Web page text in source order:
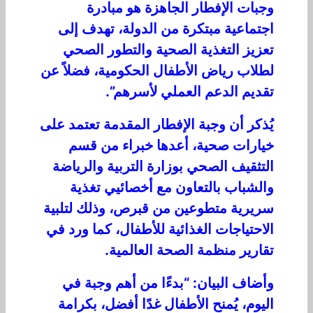
وجبات الإفطار الجاهزة هو مبادرة
اجتماعية مبتكرة من الدولة، تهدف إلى
تعزيز التغذية الصحية والتطور الصحي
لطلاب رياض الأطفال الحكومية، فضلاً عن
تقديم الدعم العملي لأسرهم”.
يُذكر أن وجبة الإفطار المقدمة تعتمد على
خيارات صحية، أعدها خبراء من قسم
التثقيف الصحي بوزارة التربية والرياضة
والشباب بالتعاون مع أخصائيي تغذية
سريرية متطوعين من قبرص، وذلك لتلبية
الاحتياجات الغذائية للأطفال، كما ورد في
تقارير منظمة الصحة العالمية.
وأضاف البيان: “بدءًا من أهم وجبة في
اليوم، يُمنح الأطفال غدًا أفضل، بكرامة